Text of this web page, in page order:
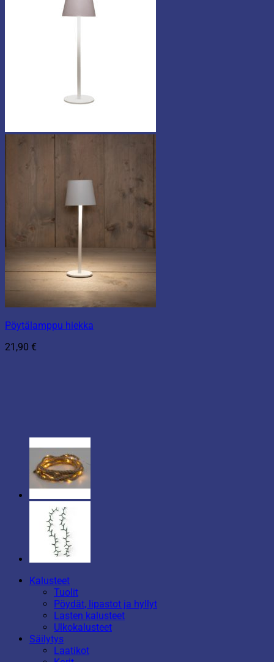
Pöytälamppu hiekka
21,90 €
Kalusteet
Tuolit
Pöydät, lipastot ja hyllyt
Lasten kalusteet
Ulkokalusteet
Säilytys
Laatikot